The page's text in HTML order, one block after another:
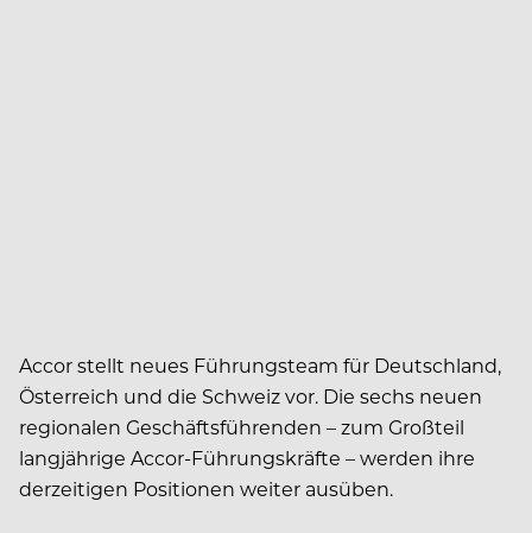
Accor stellt neues Führungsteam für Deutschland,
Österreich und die Schweiz vor. Die sechs neuen
regionalen Geschäftsführenden – zum Großteil
langjährige Accor-Führungskräfte – werden ihre
derzeitigen Positionen weiter ausüben.